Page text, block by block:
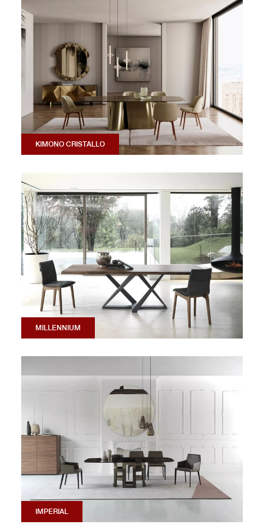
KIMONO CRISTALLO
MILLENNIUM
IMPERIAL